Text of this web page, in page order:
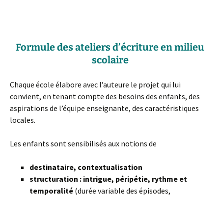
Formule des ateliers d’écritureen milieu
scolaire
Chaque école élabore avec l’auteure le projet qui lui
convient, en tenant compte des besoins des enfants, des
aspirations de l’équipe enseignante, des caractéristiques
locales.
Les enfants sont sensibilisés aux notions de
destinataire, contextualisation
structuration : intrigue, péripétie, rythme et
temporalité (durée variable des épisodes,